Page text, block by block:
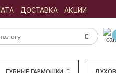
ДОСТАВКА АКЦИИ
ГУБНЫЕ ГАРМОШКИ